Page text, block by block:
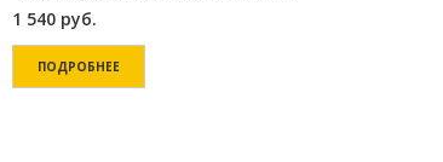
1 540 руб.
ПОДРОБНЕЕ